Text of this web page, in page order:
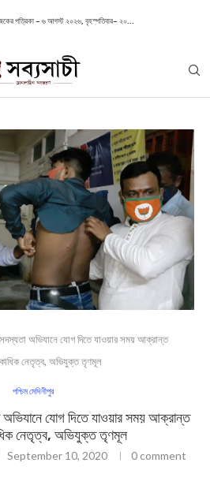
পত্রিকা – ৬ আগস্ট ২০২৬, বৃহস্পতিবার– ২০...
সদস্যতা অভিযানে যোগ দিতে যাওয়ার সময় আক্রান্ত
নেতৃত্ব, অভিযুক্ত তৃণমূল
পশ্চিম মেদিনীপুর
অভিযানে যোগ দিতে যাওয়ার সময় আক্রান্ত
নেতৃত্ব, অভিযুক্ত তৃণমূল
September 10, 2020 0 comment